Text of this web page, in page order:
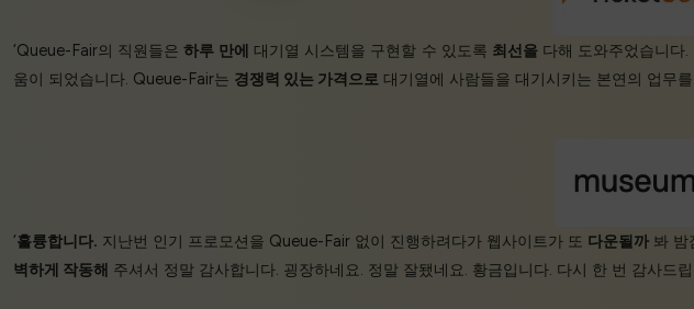
‘Queue-Fair의 직원들은하루 만에 대기열 시스템을 구현할 수 있도록 최선을 다해 도와주었습니다.
움이 되었습니다. Queue-Fair는 경쟁력 있는 가격으로 대기열에 사람들을 대기시키는 본연의 업무를
‘훌륭합니다. 지난번 인기 프로모션을 Queue-Fair 없이 진행하려다가 웹사이트가 또 다운될까 봐 밤
벽하게 작동해 주셔서 정말 감사합니다. 굉장하네요. 정말 잘됐네요. 황금입니다. 다시 한 번 감사드